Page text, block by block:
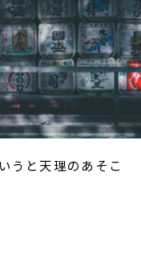
うと天理のあそこ